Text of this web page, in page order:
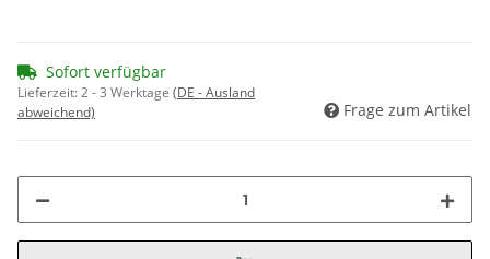
Sofort verfügbar
Lieferzeit:2 - 3 Werktage (DE - Ausland
abweichend)
Frage zum Artikel